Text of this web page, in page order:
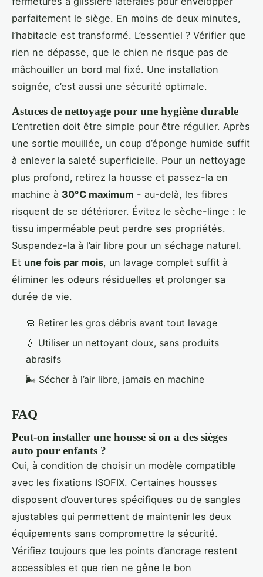
parfaitement le siège. En moins de deux minutes,
l’habitacle est transformé. L’essentiel ? Vérifier que
rien ne dépasse, que le chien ne risque pas de
mâchouiller un bord mal fixé. Une installation
soignée, c’est aussi une sécurité optimale.
Astuces de nettoyage pour une hygiène durable
L’entretien doit être simple pour être régulier. Après
une sortie mouillée, un coup d’éponge humide suffit
à enlever la saleté superficielle. Pour un nettoyage
plus profond, retirez la housse et passez-la en
machine à 30°C maximum - au-delà, les fibres
risquent de se détériorer. Évitez le sèche-linge : le
tissu imperméable peut perdre ses propriétés.
Suspendez-la à l’air libre pour un séchage naturel.
Et une fois par mois, un lavage complet suffit à
éliminer les odeurs résiduelles et prolonger sa
durée de vie.
🧼 Retirer les gros débris avant tout lavage
💧 Utiliser un nettoyant doux, sans produits
abrasifs
🌬️ Sécher à l’air libre, jamais en machine
FAQ
Peut-on installer une housse si on a des sièges
auto pour enfants ?
Oui, à condition de choisir un modèle compatible
avec les fixations ISOFIX. Certaines housses
disposent d’ouvertures spécifiques ou de sangles
ajustables qui permettent de maintenir les deux
équipements sans compromettre la sécurité.
Vérifiez toujours que les points d’ancrage restent
accessibles et que rien ne gêne le bon